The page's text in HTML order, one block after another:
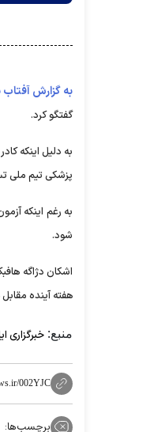
به گزارش آفتاب
گفتگو کرد.
به دلیل اینکه
پزشکی تیم ملی
به رغم اینکه
شود.
اشکان دژاگه
هفته آینده
منبع: خبرگزاری
002YJC
برچسب‌ها: